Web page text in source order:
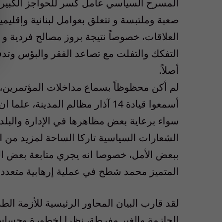
صعبة وملتبسة و تتعلق بعوامل لبنانية
العلاقات، خصوصاً نتيجة بروز مصالح فردية
التفكك والتفلت مع تصاعد الفقر والبؤس
أصلاً.
لم أكن محظوظاً بسماع مداخلات
أسمعوا قيادة 14 آذار مظالم
سواء برعاية بعض مظاهرها في الإدارة
الشعارات السياسية تاركا الساحة لمزيد من
ببعض الأمل، خصوصا انه يجري متابعة بعض
المتميز محمد شطح في عملية إرهابية
لقد قارب البيان المحاور الرئيسية